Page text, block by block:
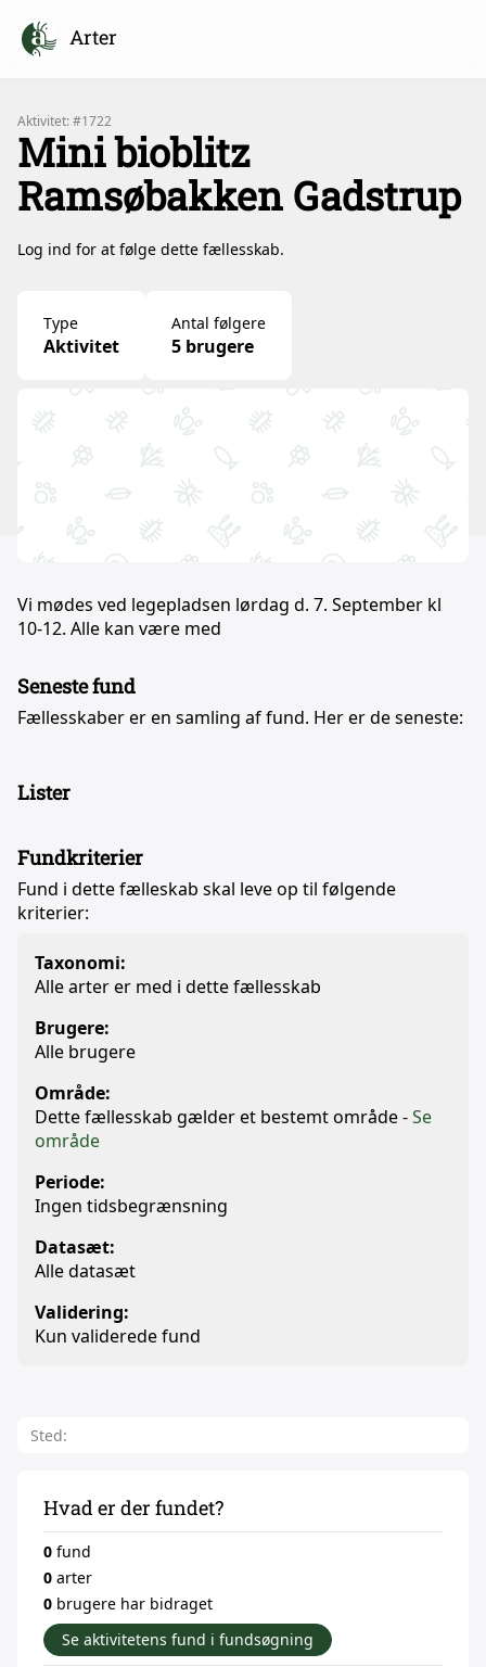
Arter
Aktivitet: #1722
Mini bioblitz
Ramsøbakken Gadstrup
Log ind for at følge dette fællesskab.
Type
Aktivitet
Antal følgere
5 brugere
Vi mødes ved legepladsen lørdag d. 7. September kl
10-12. Alle kan være med
Seneste fund
Fællesskaber er en samling af fund. Her er de seneste:
Lister
Fundkriterier
Fund i dette fælleskab skal leve op til følgende
kriterier:
Taxonomi:
Alle arter er med i dette fællesskab
Brugere:
Alle brugere
Område:
Dette fællesskab gælder et bestemt område -Se
område
Periode:
Ingen tidsbegrænsning
Datasæt:
Alle datasæt
Validering:
Kun validerede fund
Sted:
Hvad er der fundet?
0 fund
0 arter
0 brugere har bidraget
Se aktivitetens fund i fundsøgning